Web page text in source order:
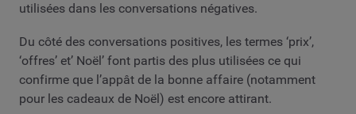
utilisées dans les conversations négatives.
Du côté des conversations positives, les termes ‘prix’,
‘offres’ et’ Noël’ font partis des plus utilisées ce qui
confirme que l’appât de la bonne affaire (notamment
pour les cadeaux de Noël) est encore attirant.